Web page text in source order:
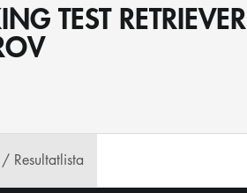
TEST RETRIEVER
/ Resultatlista